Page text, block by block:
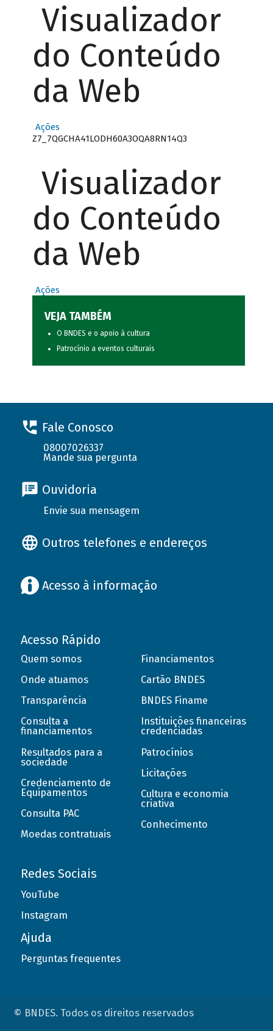
Visualizador
do Conteúdo
da Web
Ações
Z7_7QGCHA41LODH60A3OQA8RN14Q3
Visualizador
do Conteúdo
da Web
Ações
VEJA TAMBÉM
O BNDES e o apoio à cultura
Patrocínio a eventos culturais
Fale Conosco
08007026337
Mande sua pergunta
Ouvidoria
Envie sua mensagem
Outros telefones e endereços
Acesso à informação
Acesso Rápido
Quem somos
Onde atuamos
Transparência
Consulta a
financiamentos
Resultados para a
sociedade
Credenciamento de
Equipamentos
Consulta PAC
Moedas contratuais
Financiamentos
Cartão BNDES
BNDES Finame
Instituições financeiras
credenciadas
Patrocínios
Licitações
Cultura e economia
criativa
Conhecimento
Redes Sociais
YouTube
Instagram
Ajuda
Perguntas frequentes
© BNDES. Todos os direitos reservados